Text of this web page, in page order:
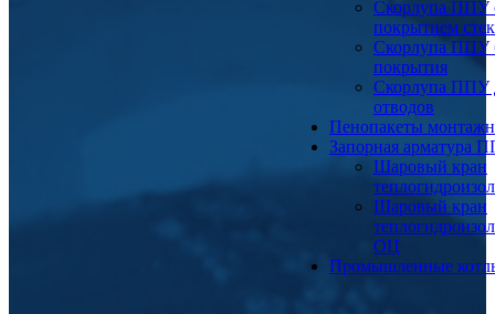
Скорлупа ППУ
покрытием
Скорлупа ППУ
покрытия
Скорлупа ППУ
отводов
Пенопакеты
Запорная арматура
Шаровый кран
Шаровый кран
ОЦ
Промышленные